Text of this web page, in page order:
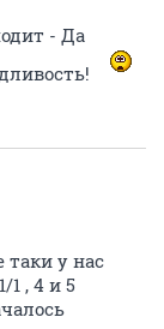
- Да
таки у нас
1 , 4 и 5